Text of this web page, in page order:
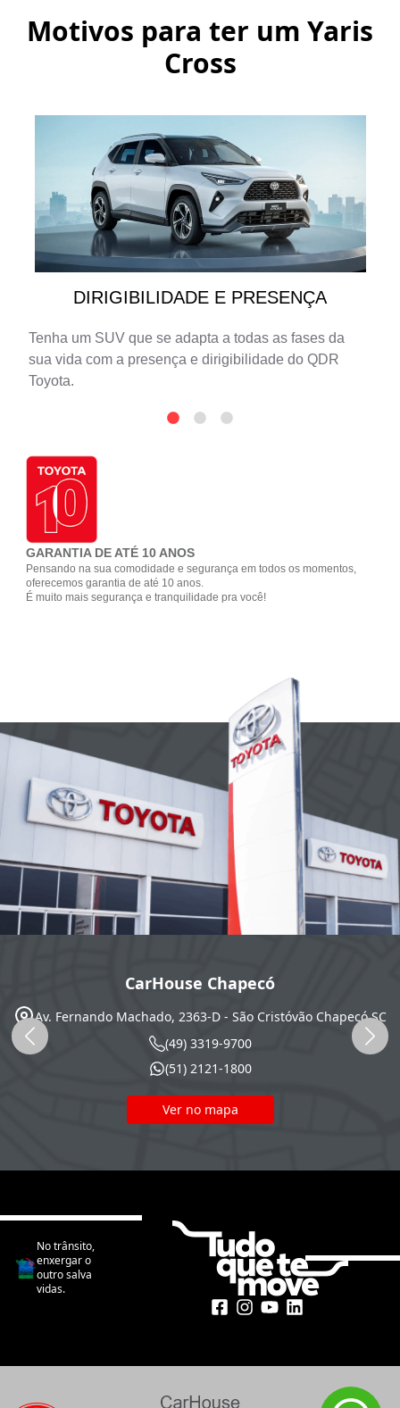
Motivos para ter um Yaris
Cross
DIRIGIBILIDADE E PRESENÇA
Tenha um SUV que se adapta a todas as fases da
sua vida com a presença e dirigibilidade do QDR
Toyota.
GARANTIA DE ATÉ 10 ANOS
Pensando na sua comodidade e segurança em todos os momentos,
oferecemos garantia de até 10 anos.
É muito mais segurança e tranquilidade pra você!
CarHouse Chapecó
Av. Fernando Machado, 2363-D - São Cristóvão Chapecó SC
(49) 3319-9700
(51) 2121-1800
Ver no mapa
No trânsito,
enxergar o
outro salva
vidas.